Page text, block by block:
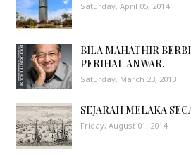
Saturday, April 05, 2014
BILA MAHATHIR
PERIHAL ANWAR.
Saturday, March 23, 2013
SEJARAH MELAKA
Friday, August 01, 2014